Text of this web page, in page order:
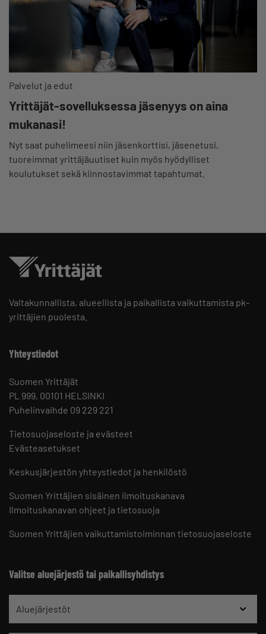
Palvelut ja edut
Yrittäjät-sovelluksessa jäsenyys on aina
mukanasi!
Nyt saat puhelimeesi niin jäsenkorttisi, jäsenetusi,
tuoreimmat yrittäjäuutiset kuin myös hyödylliset
koulutukset sekä kiinnostavimmat tapahtumat.
Valtakunnallista, alueellista ja paikallista vaikuttamista pk-
yrittäjien puolesta.
Yhteystiedot
Suomen Yrittäjät
PL 999, 00101 HELSINKI
Puhelinvaihde 09 229 221
Tietosuojaseloste ja evästeet
Evästeasetukset
Keskusjärjestön yhteystiedot ja henkilöstö
Suomen Yrittäjien sisäinen ilmoituskanava
Ilmoituskanavan ohjeet ja tietosuoja
Suomen Yrittäjien vaikuttamistoiminnan tietosuojaseloste
Valitse aluejärjestö tai paikallisyhdistys
Aluejärjestöt